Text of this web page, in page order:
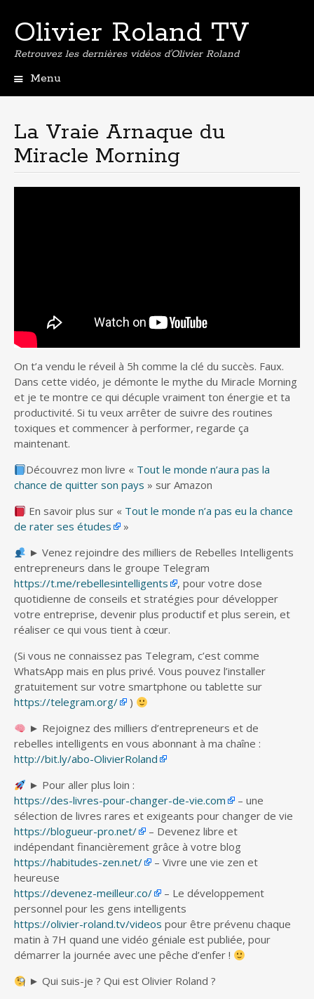
Olivier Roland TV
Retrouvez les dernières vidéos d'Olivier Roland
Menu
principal
La Vraie Arnaque du
Miracle Morning
On t’a vendu le réveil à 5h comme la clé du succès. Faux.
Dans cette vidéo, je démonte le mythe du Miracle Morning
et je te montre ce qui décuple vraiment ton énergie et ta
productivité. Si tu veux arrêter de suivre des routines
toxiques et commencer à performer, regarde ça
maintenant.
Découvrez mon livre « Tout le monde n’aura pas la
chance de quitter son pays » sur Amazon
En savoir plus sur « Tout le monde n’a pas eu la chance
de rater ses études
»
► Venez rejoindre des milliers de Rebelles Intelligents
entrepreneurs dans le groupe Telegram
https://t.me/rebellesintelligents
, pour votre dose
quotidienne de conseils et stratégies pour développer
votre entreprise, devenir plus productif et plus serein, et
réaliser ce qui vous tient à cœur.
(Si vous ne connaissez pas Telegram, c’est comme
WhatsApp mais en plus privé. Vous pouvez l’installer
gratuitement sur votre smartphone ou tablette sur
https://telegram.org/
)
► Rejoignez des milliers d’entrepreneurs et de
rebelles intelligents en vous abonnant à ma chaîne :
http://bit.ly/abo-OlivierRoland
► Pour aller plus loin :
https://des-livres-pour-changer-de-vie.com
– une
sélection de livres rares et exigeants pour changer de vie
https://blogueur-pro.net/
– Devenez libre et
indépendant financièrement grâce à votre blog
https://habitudes-zen.net/
– Vivre une vie zen et
heureuse
https://devenez-meilleur.co/
– Le développement
personnel pour les gens intelligents
https://olivier-roland.tv/videos pour être prévenu chaque
matin à 7H quand une vidéo géniale est publiée, pour
démarrer la journée avec une pêche d’enfer !
► Qui suis-je ? Qui est Olivier Roland ?